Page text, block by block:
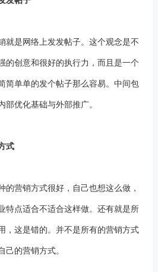
就是网络上发发帖子。这个观念是不
的创意和很好的执行力，而且是一个
简单单的发个帖子那么容易。中间包
部优化基础与外部推广。
式
的营销方式很好，自己也想这么做，
特点适合不适合这样做。还有就是所
，这是错的。并不是所有的营销方式
己的营销方式。